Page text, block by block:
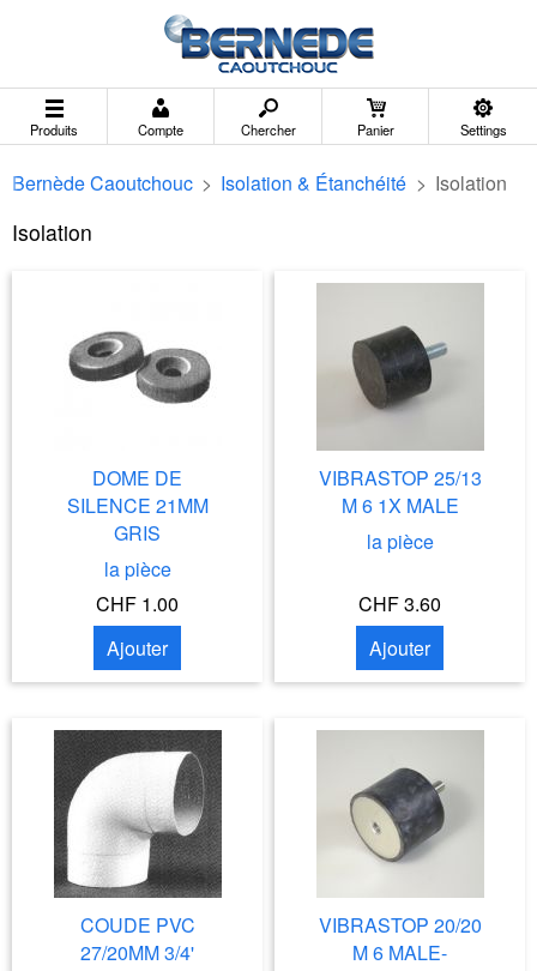
Produits Compte Chercher Panier Settings
Bernède Caoutchouc > Isolation & Étanchéité > Isolation
Isolation
DOME DE
SILENCE 21MM
GRIS
la pièce
CHF 1.00
Ajouter
VIBRASTOP 25/13
M 6 1X MALE
la pièce
CHF 3.60
Ajouter
COUDE PVC
27/20MM 3/4'
VIBRASTOP 20/20
M 6 MALE-